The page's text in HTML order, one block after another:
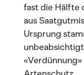
fast die Hälfte
aus
Ursprung